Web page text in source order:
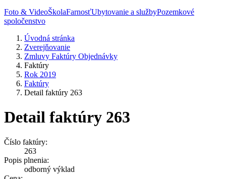
Foto & VideoŠkolaFarnosťUbytovanie a službyPozemkové
spoločenstvo
Úvodná stránka
Zverejňovanie
Zmluvy Faktúry Objednávky
Faktúry
Rok 2019
Faktúry
Detail faktúry 263
Detail faktúry 263
Číslo faktúry:
263
Popis plnenia:
odborný výklad